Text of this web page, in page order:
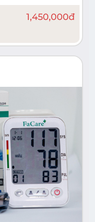
1,450,000đ